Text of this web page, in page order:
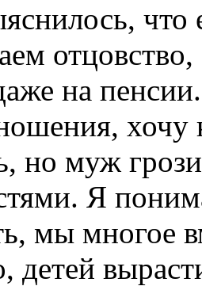
что
на
хочу
но муж
Я
мы многое
детей